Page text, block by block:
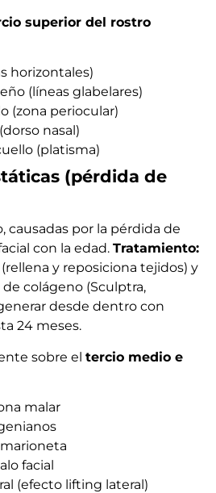
superior del rostro
horizontales)
(líneas glabelares)
(zona periocular)
nasal)
(platisma)
(pérdida de
causadas por la pérdida de
con la edad. Tratamiento:
y reposiciona tejidos) y
colágeno (Sculptra,
desde dentro con
24 meses.
sobre el tercio medio e
malar
facial
(efecto lifting lateral)